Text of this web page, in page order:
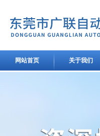
网站首页 关于我们